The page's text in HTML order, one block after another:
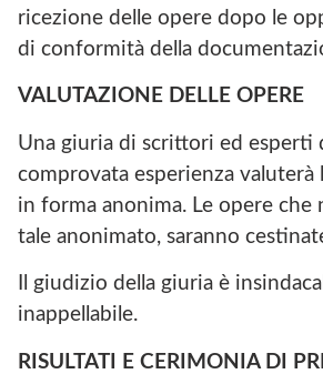
ricezione delle opere dopo le
di conformità della
VALUTAZIONE DELLE OPERE
Una giuria di scrittori ed esperti
comprovata esperienza valuterà
in forma anonima. Le opere che
tale anonimato, saranno
Il giudizio della giuria è
inappellabile.
RISULTATI E CERIMONIA DI